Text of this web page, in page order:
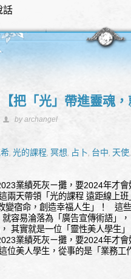
話
【把「光」帶進靈魂
by archangel
,光的課程,冥想, 占卜, 台中, 天使
代
業績死灰ㄧ攤，要2024年才
兩天帶領「光的課程 遠距線上
變宿命，創造幸福人生」！ 這
就容易淪落為「廣告宣傳術語」
其實就是一位「靈性美人學生
業績死灰ㄧ攤，要2024年才
位美人學生，從事的是「業務工